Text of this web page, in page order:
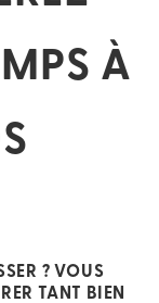
À
? VOUS
TANT BIEN